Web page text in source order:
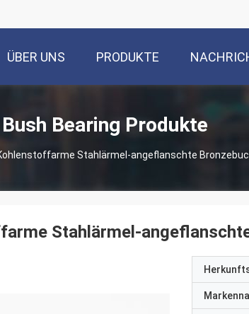
ÜBER UNS PRODUKTE
Bush Bearing Produkte
Stahlärmel-angeflanschte
Stahlärmel-